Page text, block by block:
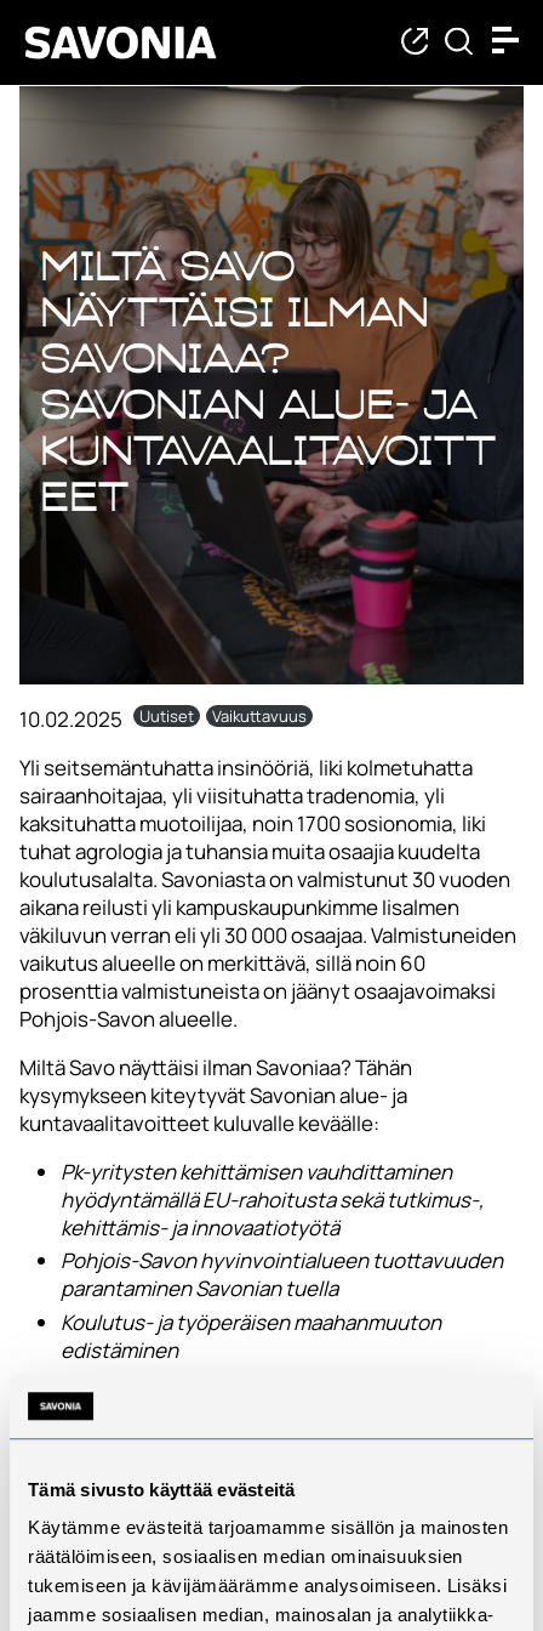
Tämä sivusto käyttää evästeitä
Käytämme evästeitä tarjoamamme sisällön ja mainosten
räätälöimiseen, sosiaalisen median ominaisuuksien
tukemiseen ja kävijämäärämme analysoimiseen. Lisäksi
jaamme sosiaalisen median, mainosalan ja analytiikka-
Miltä Savo
näyttäisi ilman
Savoniaa?
Savonian alue- ja
kuntavaalitavoitt
eet
10.02.2025 Uutiset Vaikuttavuus
Yli seitsemäntuhatta insinööriä, liki kolmetuhatta
sairaanhoitajaa, yli viisituhatta tradenomia, yli
kaksituhatta muotoilijaa, noin 1700 sosionomia, liki
tuhat agrologia ja tuhansia muita osaajia kuudelta
koulutusalalta. Savoniasta on valmistunut 30 vuoden
aikana reilusti yli kampuskaupunkimme Iisalmen
väkiluvun verran eli yli 30 000 osaajaa. Valmistuneiden
vaikutus alueelle on merkittävä, sillä noin 60
prosenttia valmistuneista on jäänyt osaajavoimaksi
Pohjois-Savon alueelle.
Miltä Savo näyttäisi ilman Savoniaa? Tähän
kysymykseen kiteytyvät Savonian alue- ja
kuntavaalitavoitteet kuluvalle keväälle:
Pk-yritysten kehittämisen vauhdittaminen
hyödyntämällä EU-rahoitusta sekä tutkimus-,
kehittämis- ja innovaatiotyötä
Pohjois-Savon hyvinvointialueen tuottavuuden
parantaminen Savonian tuella
Koulutus- ja työperäisen maahanmuuton
edistäminen
kehittäminen työelämässä olevien osaamisen
vahvistamiseksi
Ammattikorkeakouluilla on kriittinen merkitys koko
Suomen elinvoiman takaajina. Ne kouluttavat
työmarkkinoille korkeakoulutettuja osaajia, tekevät
työelämää hyvin palvelevaa soveltavaa tutkimusta ja
kehittämistä sekä edistävät koulutusperäistä